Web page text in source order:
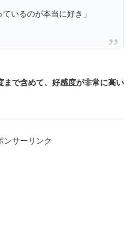
ているのが本当に好き」
まで含めて、好感度が非常に高い
ンサーリンク